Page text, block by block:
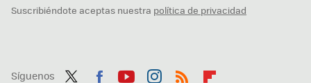
Suscribiéndote aceptas nuestra política de privacidad
Síguenos